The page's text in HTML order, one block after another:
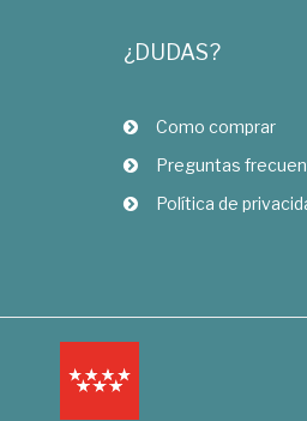
¿DUDAS?
Como comprar
Preguntas
Política de